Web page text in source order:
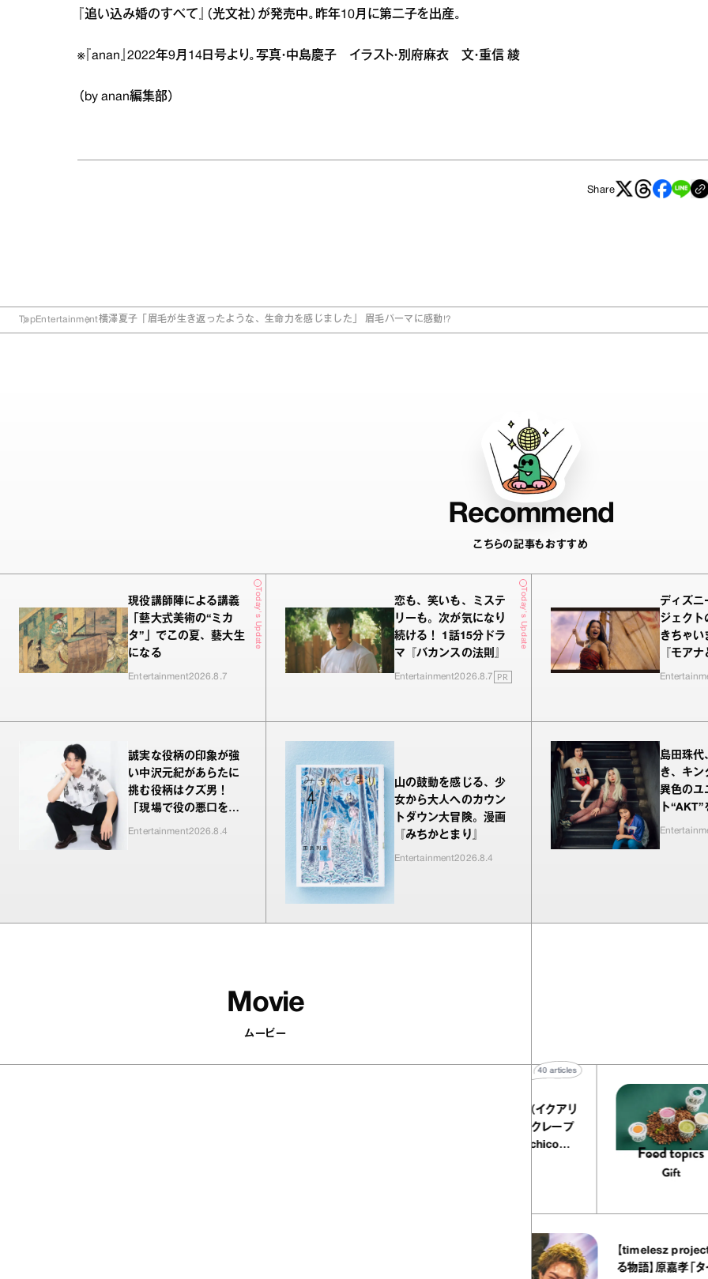
『追い込み婚のすべて』（光文社）が発売中。昨年10月に第二子を出産。
※『anan』2022年9月14日号より。写真・中島慶子 イラスト・別府麻衣 文・重信 綾
（by anan編集部）
Share
TopEntertainment横澤夏子「眉毛が生き返ったような、生命力を感じました」 眉毛パーマに感動!?
Recommend
こちらの記事もおすすめ
Today's Update
現役講師陣による講義
「藝大式美術の“ミカ
タ”」でこの夏、藝大生
になる
Entertainment2026.8.7
Today's Update
恋も、笑いも、ミステ
リーも。次が気になり
続ける！ 1話15分ドラ
マ『バカンスの法則』
Entertainment2026.8.7 PR
ディズニ
ジェクト
きちゃい
『モア
誠実な役柄の印象が強
い中沢元紀があらたに
挑む役柄はクズ男！
「現場で役の悪口を言
われるのが新鮮でした
Entertainment2026.8.4
山の鼓動を感じる、少
女から大人へのカウン
トダウン大冒険。漫画
『みちかとまり』
Entertainment2026.8.4
島田珠代
き、キン
異色のユ
ト
Movie
ムービー
『EQUALLY atelier NOLE（イクアリ
ー アトリエ ノーレ）』のミルクレープ
キャラメルバニーユほか｜chico
【timelesz project ＃ここか
る物語】原嘉孝「タイプロは